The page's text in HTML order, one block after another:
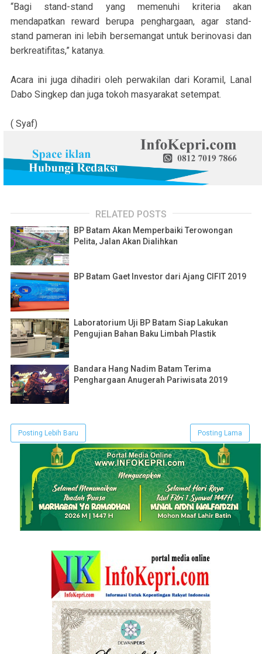
“Bagi stand-stand yang memenuhi kriteria akan
mendapatkan reward berupa penghargaan, agar stand-
stand pameran ini lebih bersemangat untuk berinovasi dan
berkreatifitas,” katanya.
Acara ini juga dihadiri oleh perwakilan dari Koramil, Lanal
Dabo Singkep dan juga tokoh masyarakat setempat.
( Syaf)
RELATED POSTS
BP Batam Akan Memperbaiki Terowongan
Pelita, Jalan Akan Dialihkan
BP Batam Gaet Investor dari Ajang CIFIT 2019
Laboratorium Uji BP Batam Siap Lakukan
Pengujian Bahan Baku Limbah Plastik
Bandara Hang Nadim Batam Terima
Penghargaan Anugerah Pariwisata 2019
Posting Lebih Baru Posting Lama